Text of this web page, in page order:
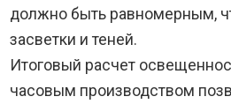
должно быть равномерным,
засветки и теней.
Итоговый расчет
часовым производством